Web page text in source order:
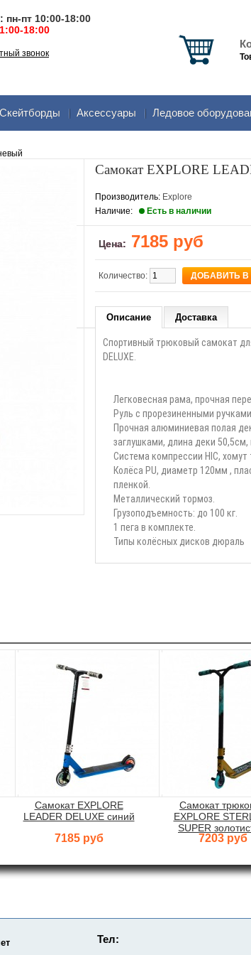
звонок
пт 10:00-18:00
18:00
Скейтборды Аксеcсуары Ледовое
Самокат EXPLORE
Производитель: Explore
Наличие:
Есть в наличии
Цена: 7185 руб
Количество:
Описание Доставка
Спортивный трюковый самокат
DELUXE.
Легковесная рама, прочная
Руль с прорезиненными
Прочная алюминиевая полая
заглушками, длина деки
Система компрессии HIC, хомут
Колёса PU, диаметр 120мм ,
пленкой.
Металлический тормоз.
Грузоподъемность: до 100 кг.
1 пега в комплекте.
Типы колёсных дисков дюраль
Самокат EXPLORE
LEADER DELUXE синий
7185 руб
Самокат
EXPLORE
SUPER
7203 руб
Тел: